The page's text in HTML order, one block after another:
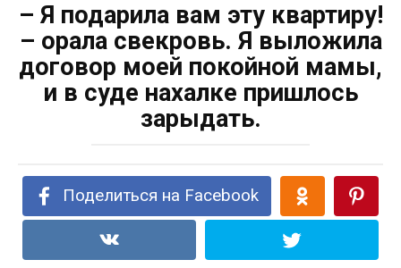
– Я подарила вам эту квартиру!
– орала свекровь. Я выложила
договор моей покойной мамы,
и в суде нахалке пришлось
зарыдать.
Поделиться на Facebook